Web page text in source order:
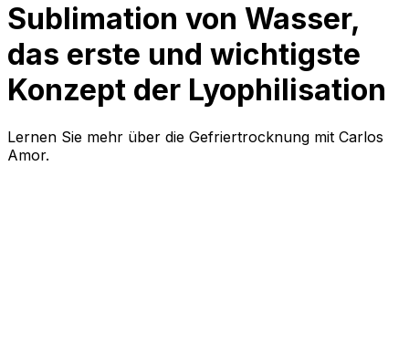
Sublimation von Wasser,
das erste und wichtigste
Konzept der Lyophilisation
Lernen Sie mehr über die Gefriertrocknung mit Carlos
Amor.